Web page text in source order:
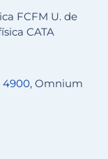
FCFM U. de
CATA
4900, Omnium